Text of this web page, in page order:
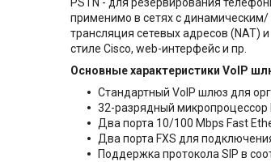
PSTN - для резервирования
применимо в сетях с
трансляция сетевых адресов (NAT)
стиле Cisco, web-интерфейс и пр.
Основные характеристики VoIP
Стандартный VoIP шлюз для
32-разрядный микропроцессор
Два порта 10/100 Mbps Fast
Два порта FXS для
Поддержка протокола SIP в